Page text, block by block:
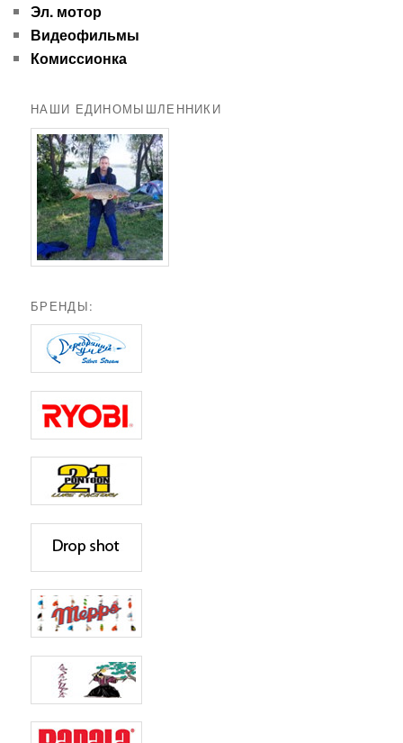
Эл. мотор
Видеофильмы
Комиссионка
НАШИ ЕДИНОМЫШЛЕННИКИ
БРЕНДЫ: